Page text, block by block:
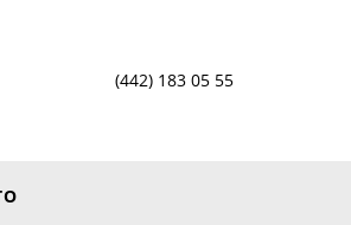
(442) 183 05 55